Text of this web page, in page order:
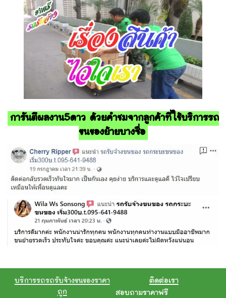
การันตีผลงาน5ดาว ด้วยคำชมจากลูกค้าที่ใช้บริการรถ
ขนของย้ายบางซื่อ
บริการรถรถรับจ้างขนของราคา
ถูก
ติดต่อเรา
สอบถามราคาฟรี